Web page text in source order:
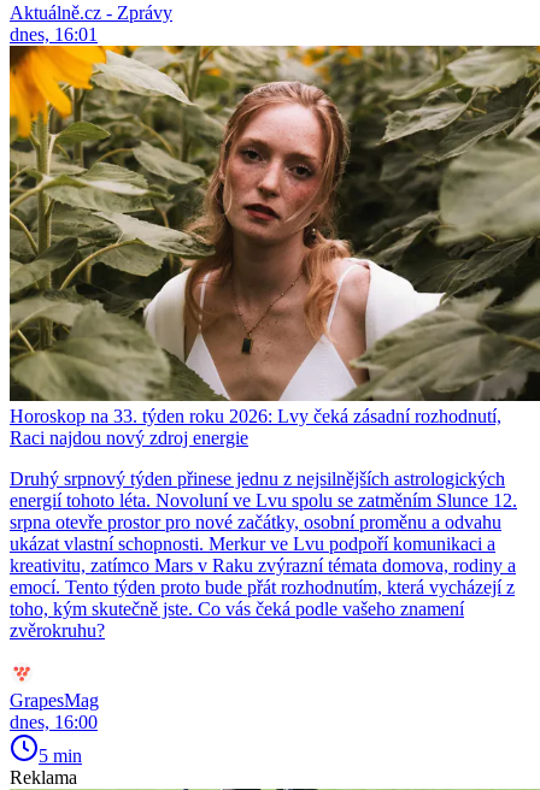
Aktuálně.cz - Zprávy
dnes, 16:01
Horoskop na 33. týden roku 2026: Lvy čeká zásadní rozhodnutí,
Raci najdou nový zdroj energie
Druhý srpnový týden přinese jednu z nejsilnějších astrologických
energií tohoto léta. Novoluní ve Lvu spolu se zatměním Slunce 12.
srpna otevře prostor pro nové začátky, osobní proměnu a odvahu
ukázat vlastní schopnosti. Merkur ve Lvu podpoří komunikaci a
kreativitu, zatímco Mars v Raku zvýrazní témata domova, rodiny a
emocí. Tento týden proto bude přát rozhodnutím, která vycházejí z
toho, kým skutečně jste. Co vás čeká podle vašeho znamení
zvěrokruhu?
GrapesMag
dnes, 16:00
5 min
Reklama